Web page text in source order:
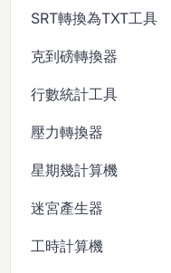
SRT轉換為TXT工具
克到磅轉換器
行數統計工具
壓力轉換器
星期幾計算機
迷宮產生器
工時計算機